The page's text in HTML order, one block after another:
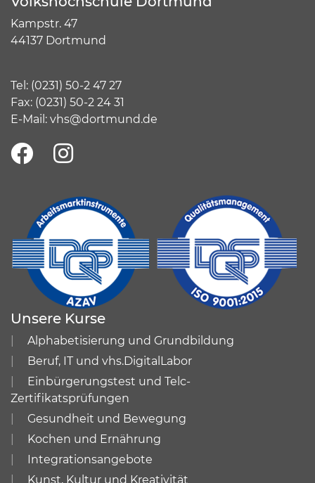
Kampstr. 47
44137 Dortmund
Tel: (0231) 50-2 47 27
Fax: (0231) 50-2 24 31
E-Mail: vhs@dortmund.de
Unsere Kurse
Alphabetisierung und Grundbildung
Beruf, IT und vhs.DigitalLabor
Einbürgerungstest und Telc-
Zertifikatsprüfungen
Gesundheit und Bewegung
Kochen und Ernährung
Integrationsangebote
Kunst, Kultur und Kreativität